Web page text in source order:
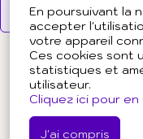
En poursuivant la
accepter
votre appareil
Ces cookies sont
statistiques et
utilisateur.
Cliquez ici pour en
J'ai compris
À